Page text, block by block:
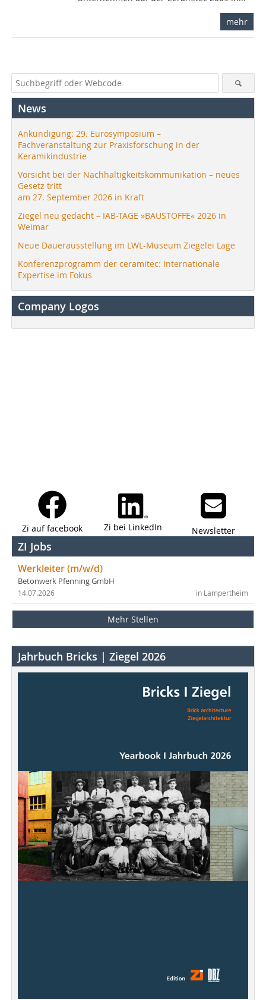
mehr
News
Ankündigung: 29. Eurosymposium –
Fachveranstaltung zur Praxisforschung in der
Keramikindustrie
Vorsicht bei der Nachhaltigkeitskommunikation – neues
Gesetz tritt
am 27. September 2026 in Kraft
Ziegel neu gedacht – IAB-TAGE »BAUSTOFFE« 2026 in
Weimar
Neue Dauerausstellung im LWL-Museum Ziegelei Lage
Konferenzprogramm der ceramitec: Internationale
Expertise im Fokus
Company Logos
Zi auf facebook Zi bei LinkedIn Newsletter
ZI Jobs
Werkleiter (m/w/d)
Betonwerk Pfenning GmbH
in Lampertheim
14.07.2026
Mehr Stellen
Jahrbuch Bricks | Ziegel 2026